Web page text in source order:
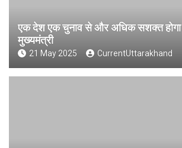
एक देश एक चुनाव से और अधिक सशक्त
मुख्यमंत्री
21 May 2025 CurrentUttarakhand